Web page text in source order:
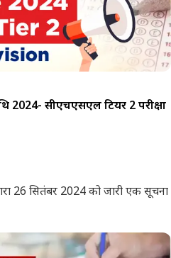
2024- सीएचएसएल टियर 2 परीक्षा
26 सितंबर 2024 को जारी एक